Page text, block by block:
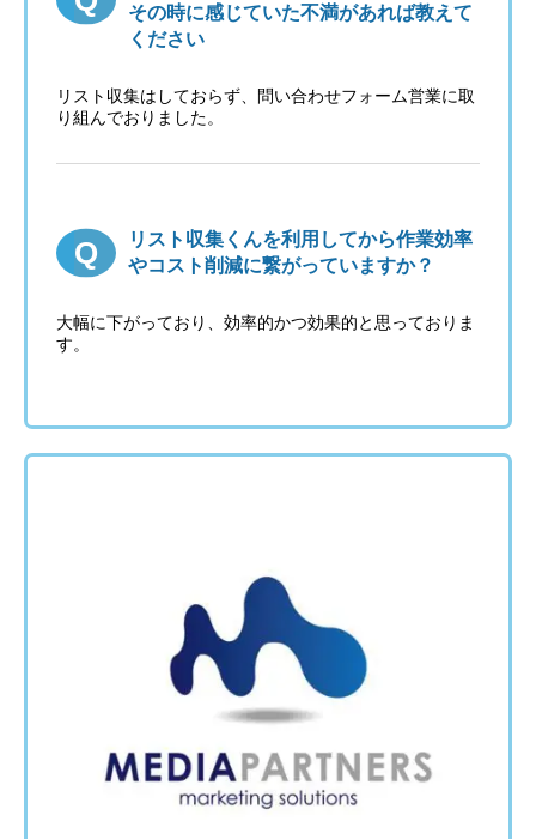
その時に感じていた不満があれば教えて
ください
リスト収集はしておらず、問い合わせフォーム営業に取
り組んでおりました。
リスト収集くんを利用してから作業効率
やコスト削減に繋がっていますか？
大幅に下がっており、効率的かつ効果的と思っておりま
す。